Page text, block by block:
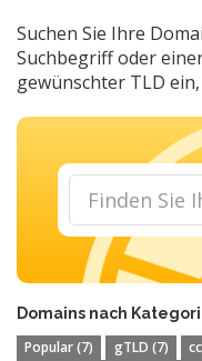
Suchen Sie Ihre
Suchbegriff oder
gewünschter TLD
Domains nach
Popular (7) gTLD (7)